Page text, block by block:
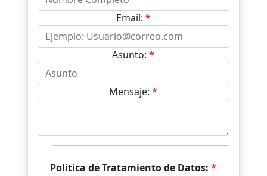
Email: *
Asunto:*
Mensaje:*
Politica de Tratamiento de Datos:*